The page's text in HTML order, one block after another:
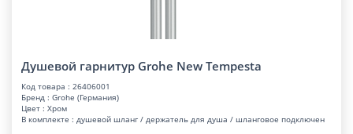
Душевой гарнитур Grohe New Tempesta
Код товара : 26406001
Бренд : Grohe (Германия)
Цвет : Хром
В комплекте : душевой шланг / держатель для душа / шланговое подключен